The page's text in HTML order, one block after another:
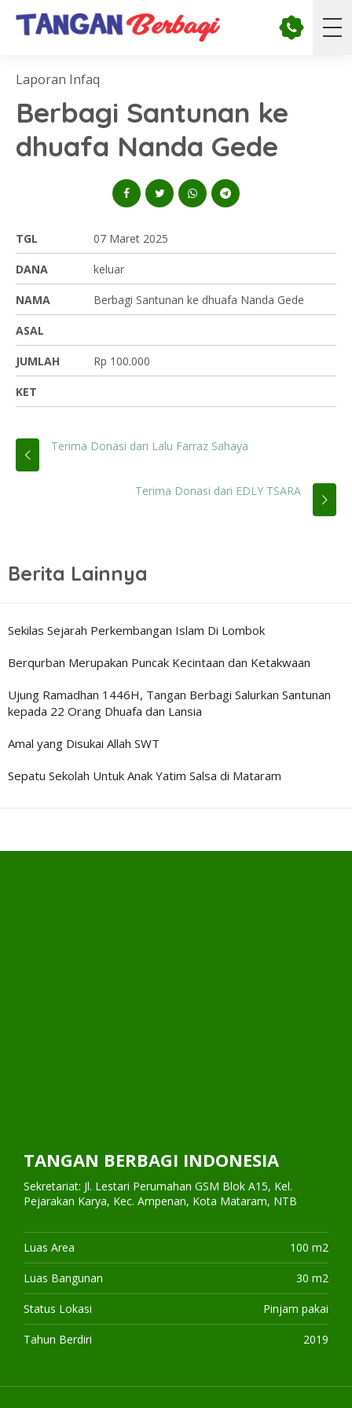
Laporan Infaq
Berbagi Santunan ke
dhuafa Nanda Gede
TGL 07 Maret 2025
DANA keluar
NAMA Berbagi Santunan ke dhuafa Nanda Gede
ASAL
JUMLAH Rp 100.000
KET
Terima Donasi dari Lalu Farraz Sahaya
Terima Donasi dari EDLY TSARA
Berita Lainnya
Sekilas Sejarah Perkembangan Islam Di Lombok
Berqurban Merupakan Puncak Kecintaan dan Ketakwaan
Ujung Ramadhan 1446H, Tangan Berbagi Salurkan Santunan
kepada 22 Orang Dhuafa dan Lansia
Amal yang Disukai Allah SWT
Sepatu Sekolah Untuk Anak Yatim Salsa di Mataram
TANGAN BERBAGI INDONESIA
Sekretariat: Jl. Lestari Perumahan GSM Blok A15, Kel.
Pejarakan Karya, Kec. Ampenan, Kota Mataram, NTB
Luas Area 100 m2
Luas Bangunan 30 m2
Status Lokasi Pinjam pakai
Tahun Berdiri 2019